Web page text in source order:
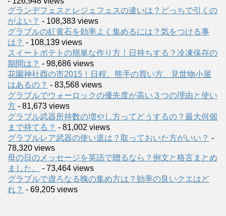
グランデフェスとレジェフェスの違いは？どっちで引くの
がよい？ - 108,383 views
グラブルの紅黄石を効率よく集めるには？気をつける事
は？ - 108,139 views
スイートポテトの簡単な作り方！日持ちする？冷凍保存の
期間は？ - 98,686 views
花園神社酉の市2015！日程、熊手の買い方、見世物小屋
はあるの？ - 83,568 views
グラブルでウォーロックの優先度が高い３つの理由と使い
方 - 81,673 views
グラブル武器所持数の増やし方ってどうするの？最大何個
まで持てる？ - 81,002 views
グラブルレア武器の使い道は？取っておいた方がいい？ -
78,320 views
母の日のメッセージを英語で贈るなら？例文と格言まとめ
ました。
- 73,464 views
グラブルで虚ろなる魄の集め方は？効率の良いクエはど
れ？ - 69,205 views